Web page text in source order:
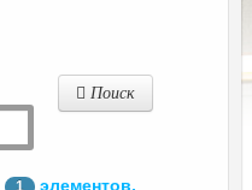
Поиск
1 элементов.